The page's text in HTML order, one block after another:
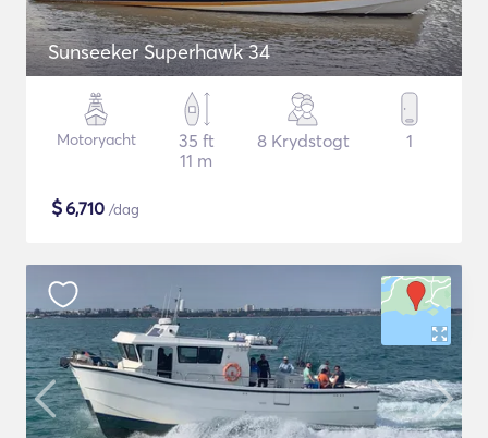
Sunseeker Superhawk 34
Motoryacht
35 ft
11 m
8 Krydstogt 1
$6,710 /dag